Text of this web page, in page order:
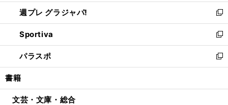
く
ウ
で
開
く
ウ
ィ
ン
ド
ウ
で
開
し
い
ウ
ィ
ン
ド
ウ
開
週プレ グラジャパ!
新
し
い
ウ
ィ
ン
ウ
Sportiva
新
し
い
ウ
ン
パラスポ
新
し
ウ
書籍
文芸・文庫・総合